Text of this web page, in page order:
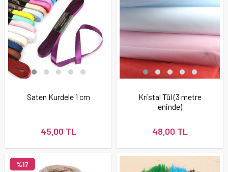
Saten Kurdele 1 cm
45,00 TL
Kristal Tül (3 metre
eninde)
48,00 TL
%17